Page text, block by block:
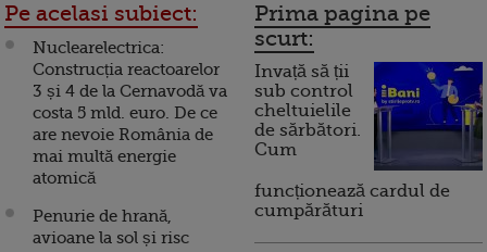
Pe acelasi subiect:
Nuclearelectrica:
Construcția reactoarelor
3 și 4 de la Cernavodă va
costa 5 mld. euro. De ce
are nevoie România de
mai multă energie
atomică
Penurie de hrană,
avioane la sol și risc
Prima pagina pe
scurt:
Invață să ții
sub control
cheltuielile
de sărbători.
Cum
funcționează cardul de
cumpărături